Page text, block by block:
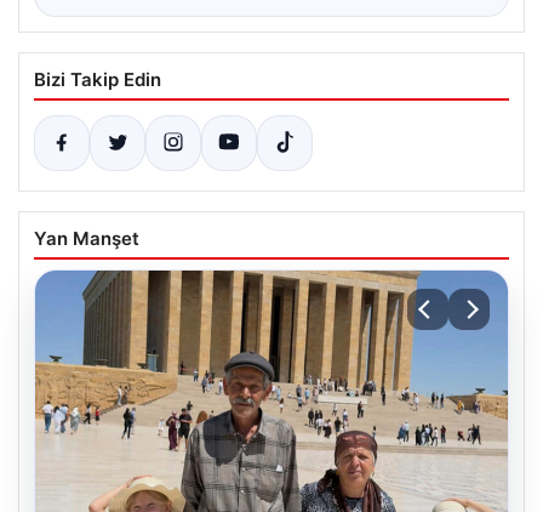
Bizi Takip Edin
Yan Manşet